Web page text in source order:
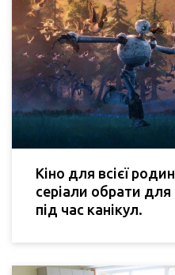
Кіно для всієї
серіали обрати
під час канікул.